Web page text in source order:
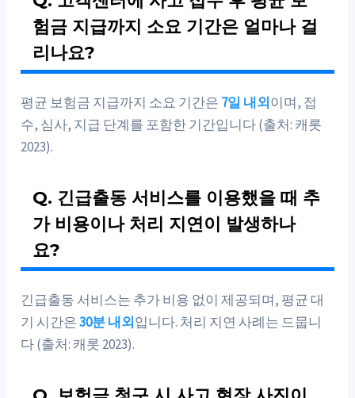
험금 지급까지 소요 기간은 얼마나 걸
리나요?
평균 보험금 지급까지 소요 기간은 7일 내외이며, 접
수, 심사, 지급 단계를 포함한 기간입니다 (출처: 캐롯
2023).
Q. 긴급출동 서비스를 이용했을 때 추
가 비용이나 처리 지연이 발생하나
요?
긴급출동 서비스는 추가 비용 없이 제공되며, 평균 대
기 시간은30분 내외입니다. 처리 지연 사례는 드뭅니
다 (출처: 캐롯 2023).